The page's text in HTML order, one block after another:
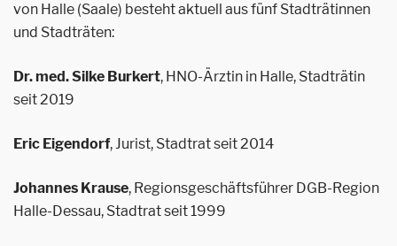
von Halle (Saale) besteht aktuell aus fünf Stadträtinnen
und Stadträten:
Dr. med. Silke Burkert, HNO-Ärztin in Halle, Stadträtin
seit 2019
Eric Eigendorf, Jurist, Stadtrat seit 2014
Johannes Krause, Regionsgeschäftsführer DGB-Region
Halle-Dessau, Stadtrat seit 1999